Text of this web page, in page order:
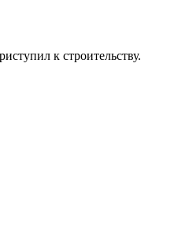
к строительству.